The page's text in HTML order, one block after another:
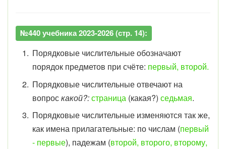
№440 учебника 2023-2026 (стр. 14):
Порядковые числительные обозначают
порядок предметов при счёте: первый, второй.
Порядковые числительные отвечают на
вопроскакой?:страница(какая?) седьмая.
Порядковые числительные изменяются так же,
как имена прилагательные: по числам (первый
- первые), падежам (второй, второго, второму,